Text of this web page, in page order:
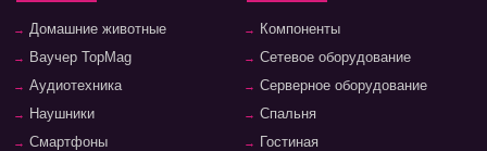
Домашние животные
Ваучер TopMag
Аудиотехника
Наушники
Смартфоны
Компоненты
Сетевое оборудование
Серверное оборудование
Спальня
Гостиная